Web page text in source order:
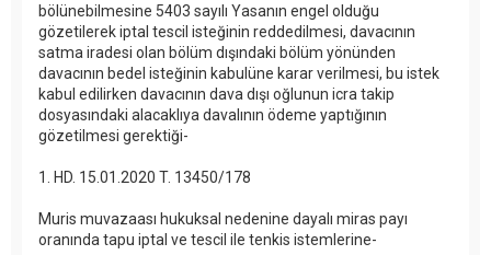
bölünebilmesine 5403 sayılı Yasanın engel olduğu
gözetilerek iptal tescil isteğinin reddedilmesi, davacının
satma iradesi olan bölüm dışındaki bölüm yönünden
davacının bedel isteğinin kabulüne karar verilmesi, bu istek
kabul edilirken davacının dava dışı oğlunun icra takip
dosyasındaki alacaklıya davalının ödeme yaptığının
gözetilmesi gerektiği-
1. HD. 15.01.2020 T. 13450/178
Muris muvazaası hukuksal nedenine dayalı miras payı
oranında tapu iptal ve tescil ile tenkis istemlerine-